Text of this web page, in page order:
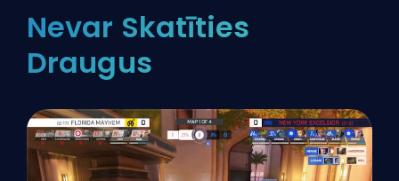
Nevar Skatīties
Draugus